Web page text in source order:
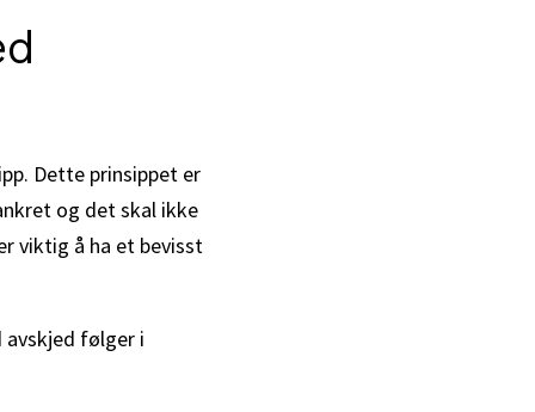
Dette prinsippet er
og det skal ikke
viktig å ha et bevisst
avskjed følger i